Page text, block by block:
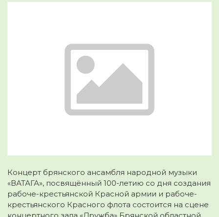
Концерт брянского ансамбля народной музыки
«ВАТАГА», посвящённый 100-летию со дня создания
рабоче-крестьянской Красной армии и рабоче-
крестьянского Красного флота состоится на сцене
концертного зала «Дружба» Брянской областной